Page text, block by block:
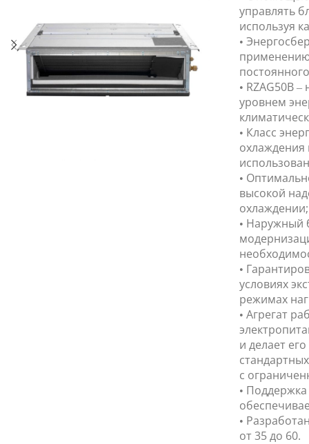
управлять
используя
•
применению
• RZAG50B
уровнем
• Класс
охлаждения
•
высокой
охлаждении;
• Наружный
•
условиях
режимах
• Агрегат
и делает
с
•
•
от 35 до 60.